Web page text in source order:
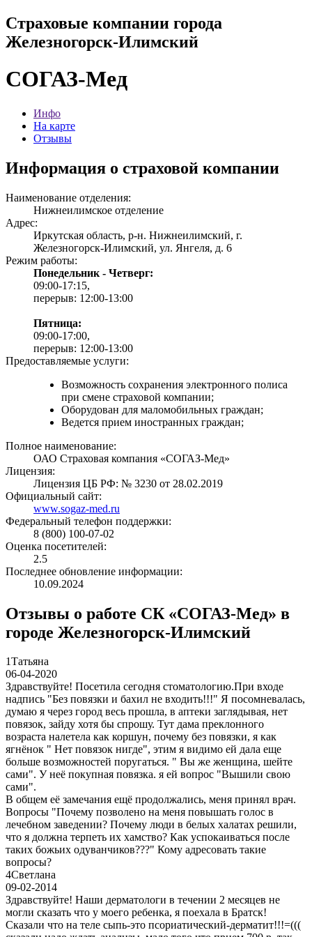
Страховые компании города
Железногорск-Илимский
СОГАЗ-Мед
Инфо
На карте
Отзывы
Информация о страховой компании
Наименование отделения:
Нижнеилимское отделение
Адрес:
Иркутская область, р-н. Нижнеилимский, г.
Железногорск-Илимский, ул. Янгеля, д. 6
Режим работы:
Понедельник - Четверг:
09:00-17:15,
перерыв: 12:00-13:00
Пятница:
09:00-17:00,
перерыв: 12:00-13:00
Предоставляемые услуги:
Возможность сохранения электронного полиса
при смене страховой компании;
Оборудован для маломобильных граждан;
Ведется прием иностранных граждан;
Полное наименование:
ОАО Страховая компания «СОГАЗ-Мед»
Лицензия:
Лицензия ЦБ РФ: № 3230 от 28.02.2019
Официальный сайт:
www.sogaz-med.ru
Федеральный телефон поддержки:
8 (800) 100-07-02
Оценка посетителей:
2.5
Последнее обновление информации:
10.09.2024
Отзывы о работе СК «СОГАЗ-Мед» в
городе Железногорск-Илимский
1Татьяна
06-04-2020
Здравствуйте! Посетила сегодня стоматологию.При входе
надпись "Без повязки и бахил не входить!!!" Я посомневалась,
думаю я через город весь прошла, в аптеки заглядывая, нет
повязок, зайду хотя бы спрошу. Тут дама преклонного
возраста налетела как коршун, почему без повязки, я как
ягнёнок " Нет повязок нигде", этим я видимо ей дала еще
больше возможностей поругаться. " Вы же женщина, шейте
сами". У неё покупная повязка. я ей вопрос "Вышили свою
сами".
В общем её замечания ещё продолжались, меня принял врач.
Вопросы "Почему позволено на меня повышать голос в
лечебном заведении? Почему люди в белых халатах решили,
что я должна терпеть их хамство? Как успокаиваться после
таких божьих одуванчиков???" Кому адресовать такие
вопросы?
4Светлана
09-02-2014
Здравствуйте! Наши дерматологи в течении 2 месяцев не
могли сказать что у моего ребенка, я поехала в Братск!
Сказали что на теле сыпь-это псориатический-дерматит!!!=(((